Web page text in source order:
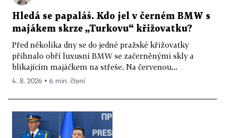
Hledá se papaláš. Kdo jel v černém BMW s
majákem skrze „Turkovu“ křižovatku?
Před několika dny se do jedné pražské křižovatky
přihnalo obří luxusní BMW se začerněnými skly a
blikajícím majáčkem na střeše. Na červenou...
4. 8. 2026 ▪ 6 min. čtení